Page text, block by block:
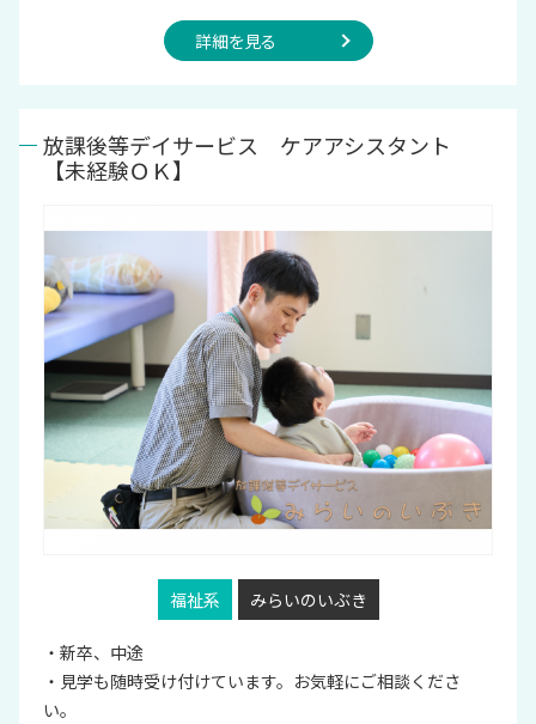
詳細を見る
放課後等デイサービス ケアアシスタント
【未経験ＯＫ】
福祉系 みらいのいぶき
・新卒、中途
・見学も随時受け付けています。お気軽にご相談くださ
い。